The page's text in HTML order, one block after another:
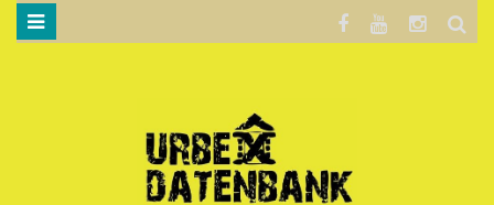
DATENSCHUTZERKLÄRUNG